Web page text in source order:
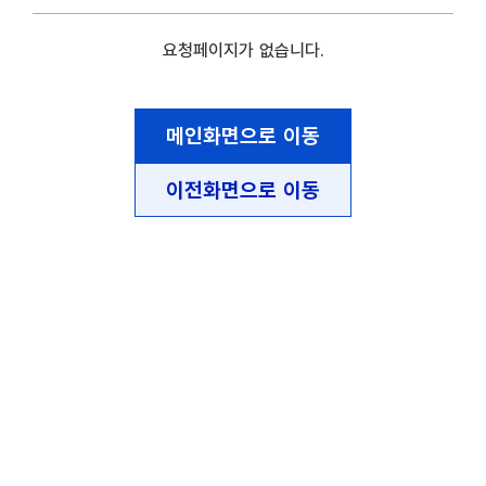
요청페이지가 없습니다.
메인화면으로 이동
이전화면으로 이동